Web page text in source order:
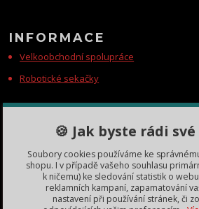
INFORMACE
Velkoobchodní spolupráce
Robotické sekačky
KONTAKTY
Zákaznická podpora
+420 735 060 350
(Po-Čt, 8-11, 13-15 hod.)
dobryden@baribalobchod.cz
🍪 Jak byste rádi
Soubory cookies používáme ke
shopu. I v případě vašeho souhlasu
k ničemu) ke sledování statistik o
reklamních kampaní, zapamatování
nastavení při používání stránek, či